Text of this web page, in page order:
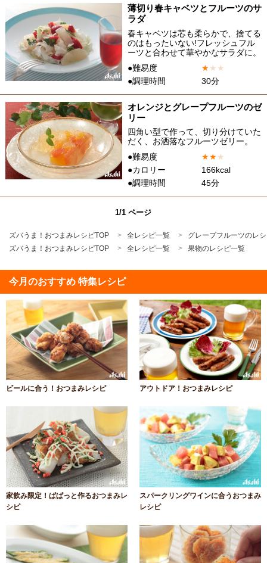
薄切り春キャベツとフルーツのサ
ラダ
春キャベツは芯も柔らかで、捨てる
のはもったいない!フレッシュフル
ーツと合わせて華やかなサラダに。
●難易度
★★ ★
●調理時間
30分
オレンジとグレープフルーツのゼ
リー
四角い型で作って、切り分けていた
だく、お洒落なフルーツゼリー。
●難易度
★★★
●カロリー
166kcal
●調理時間
45分
1/1 ページ
ズバうま！おつまみレシピTOP 全レシピ一覧
グレープフルーツのレ
ズバうま！おつまみレシピTOP
全レシピ一覧 果物のレシピ一覧
今月のおすすめ 特集レシピ
ビールに合う！おつまみレシピ アウトドア！おつまみレシピ
家飲み限定！ぱぱっと作るおつまみレ
シピ
スパークリングワインに合うおつまみ
レシピ